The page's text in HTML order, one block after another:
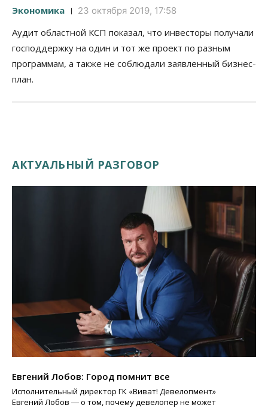
Экономика 23 октября 2019, 17:58
Аудит областной КСП показал, что инвесторы получали
господдержку на один и тот же проект по разным
программам, а также не соблюдали заявленный бизнес-
план.
АКТУАЛЬНЫЙ РАЗГОВОР
Евгений Лобов: Город помнит все
Исполнительный директор ГК «Виват! Девелопмент»
Евгений Лобов ― о том, почему девелопер не может